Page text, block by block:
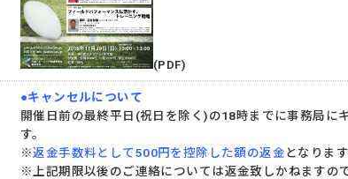
(PDF)
●キャンセルについて
開催日前の最終平日(祝日を除く)の18時までに事務局に
す。
※返金手数料として500円を控除した額の返金となります
※上記期限以後のご連絡については返金致しかねますの